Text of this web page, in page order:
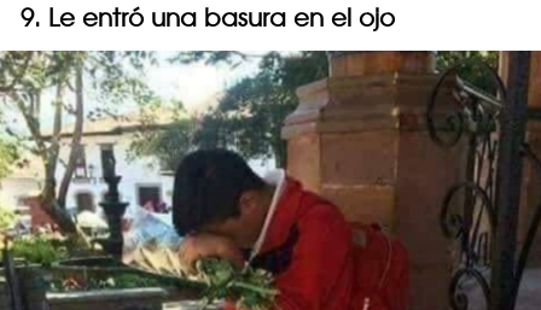
9. Le entró una basura en el ojo